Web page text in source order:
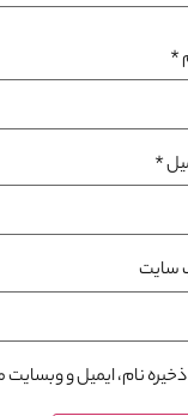
*
*
سایت
ذخیره نام، ایمیل و